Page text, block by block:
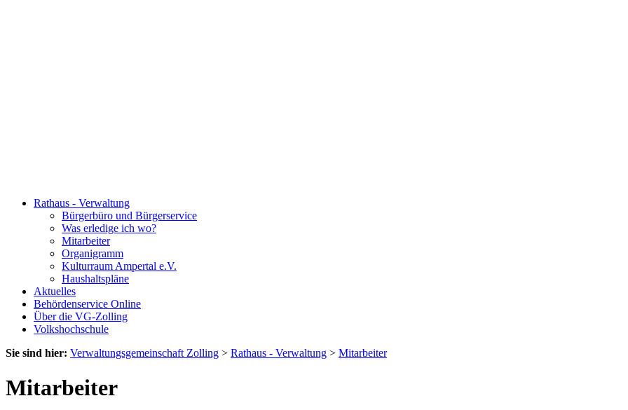
Rathaus - Verwaltung
Bürgerbüro und Bürgerservice
Was erledige ich wo?
Mitarbeiter
Organigramm
Kulturraum Ampertal e.V.
Haushaltspläne
Aktuelles
Behördenservice Online
Über die VG-Zolling
Volkshochschule
Sie sind hier: Verwaltungsgemeinschaft Zolling > Rathaus - Verwaltung > Mitarbeiter
Mitarbeiter